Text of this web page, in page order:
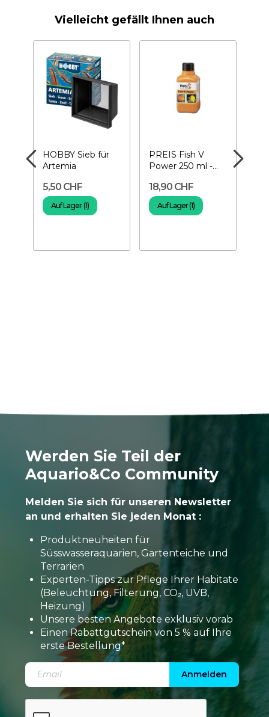
Vielleicht gefällt Ihnen auch
HOBBY Sieb für
Artemia
5,50 CHF
Auf Lager (1)
PREIS Fish V
Power 250 ml -
Fische
18,90 CHF
Auf Lager (1)
Werden Sie Teil der
Aquario&Co Community
Melden Sie sich für unseren Newsletter
an und erhalten Sie jeden Monat :
Produktneuheiten für
Süsswasseraquarien, Gartenteiche und
Terrarien
Experten-Tipps zur Pflege Ihrer Habitate
(Beleuchtung, Filterung, CO₂, UVB,
Heizung)
Unsere besten Angebote exklusiv vorab
Einen Rabattgutschein von 5 % auf Ihre
erste Bestellung*
Anmelden